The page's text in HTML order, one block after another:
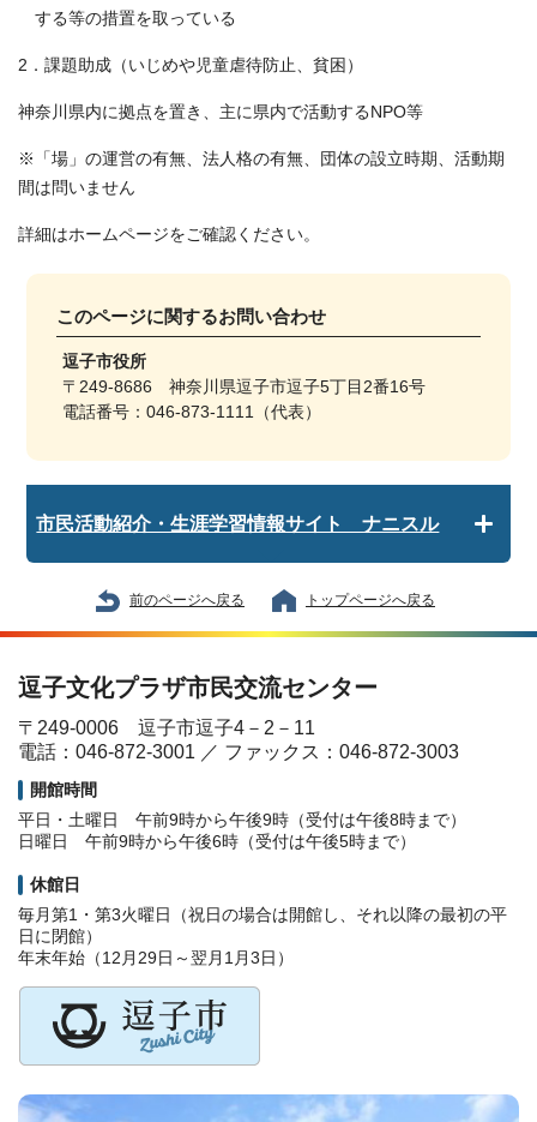
する等の措置を取っている
2．課題助成（いじめや児童虐待防止、貧困）
神奈川県内に拠点を置き、主に県内で活動するNPO等
※「場」の運営の有無、法人格の有無、団体の設立時期、活動期
間は問いません
詳細はホームページをご確認ください。
このページに関するお問い合わせ
逗子市役所
〒249-8686 神奈川県逗子市逗子5丁目2番16号
電話番号：046-873-1111（代表）
市民活動紹介・生涯学習情報サイト ナニスル
前のページへ戻る トップページへ戻る
逗子文化プラザ市民交流センター
〒249-0006 逗子市逗子4－2－11
電話：046-872-3001 ／ ファックス：046-872-3003
開館時間
平日・土曜日 午前9時から午後9時（受付は午後8時まで）
日曜日 午前9時から午後6時（受付は午後5時まで）
休館日
毎月第1・第3火曜日（祝日の場合は開館し、それ以降の最初の平
日に閉館）
年末年始（12月29日～翌月1月3日）